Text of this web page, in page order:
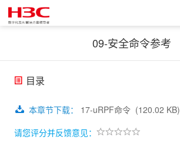
09-安全命令参考
目录
本章节下载： 17-uRPF命令 (120.02 KB)
请您评分并反馈意见：